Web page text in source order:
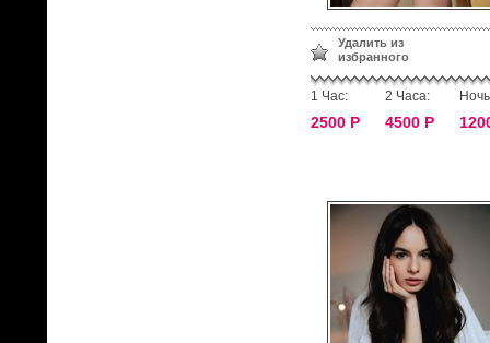
Удалить из
избранного
1 Час:
2500 Р
2 Часа:
4500 Р